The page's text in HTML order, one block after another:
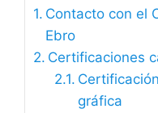
Contacto con el
Ebro
Certificaciones
gráfica